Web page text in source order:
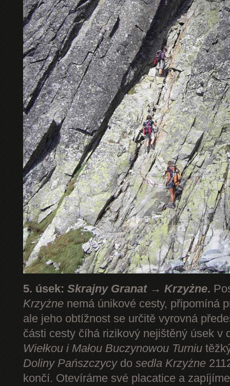
5. úsek: Skrajny Granat → Krzyżne.
Krzyżne nemá únikové cesty, připomíná
ale jeho obtížnost se určitě vyrovná
části cesty číhá rizikový nejištěný úsek v
Wiełkou i Małou Buczynowou Turniu
Doliny Pańszczycydo sedla Krzyżne
končí. Otevíráme své placatice a